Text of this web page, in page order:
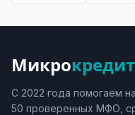
Микро
С 2022 года помогаем
50 проверенных МФО,